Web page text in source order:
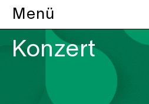
Menü
Konzert